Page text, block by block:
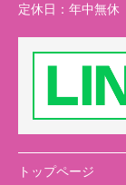
定休日： 年中無休
トップページ